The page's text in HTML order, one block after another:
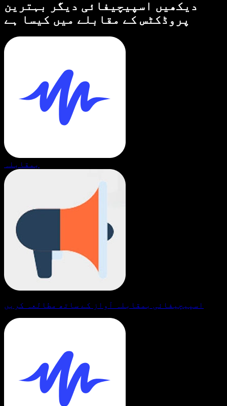
دیکھیں اسپیچیفائی دیگر بہترین
پروڈکٹس کے مقابلے میں کیسا ہے
بمقابلہ
اسپیچیفائی بمقابلہ آواز کے ساتھ مطالعہ کریں